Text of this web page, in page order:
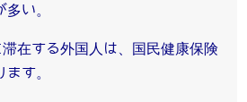
い。
在する外国人は、国民健康保険
す。